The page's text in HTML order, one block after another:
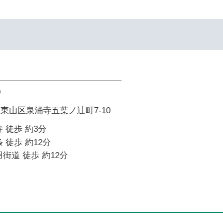
山区泉涌寺五葉ノ辻町7-10
徒歩 約3分
徒歩 約12分
道 徒歩 約12分